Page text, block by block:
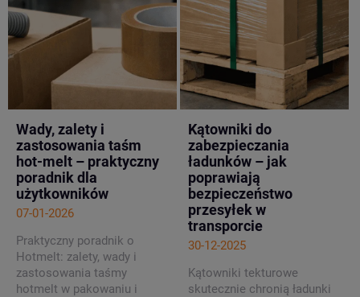
logistycznego nawet
najlepiej zaplanowana
promocja może szybko
wygenerować niepotrzebne
problemy. Jak ich uniknąć i
skutecznie przygotować
sklep na wzmożony ruch?
Tego dowiesz się z naszego
najnowszego artykułu!
Wady, zalety i
zastosowania taśm
hot-melt – praktyczny
poradnik dla
użytkowników
07-01-2026
Praktyczny poradnik o
Hotmelt: zalety, wady i
zastosowania taśmy
hotmelt w pakowaniu i
Kątowniki do
zabezpieczania
ładunków – jak
poprawiają
bezpieczeństwo
przesyłek w
transporcie
30-12-2025
Kątowniki tekturowe
skutecznie chronią ładunki